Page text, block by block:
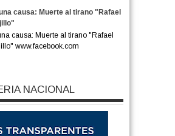
causa: Muerte al tirano "Rafael
causa: Muerte al tirano "Rafael
www.facebook.com
NACIONAL